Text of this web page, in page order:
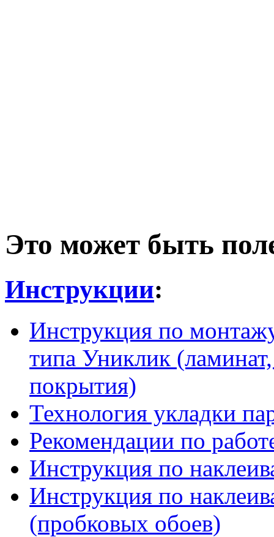
Это может быть
Инструкции:
Инструкция по
типа Униклик
покрытия)
Технология укладки
Рекомендации по
Инструкция по
Инструкция по
(пробковых обоев)